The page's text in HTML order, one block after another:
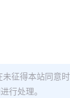
征得本站同意
行处理。